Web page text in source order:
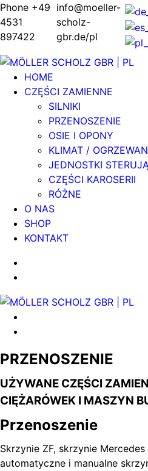
Phone +49
4531
897422
info@moeller-
scholz-
gbr.de/pl
HOME
CZĘŚCI ZAMIENNE
SILNIKI
PRZENOSZENIE
OSIE I OPONY
KLIMAT /
JEDNOSTKI
CZĘŚCI KAROSERII
RÓŻNE
O NAS
SHOP
KONTAKT
PRZENOSZENIE
UŻYWANE CZĘŚCI
CIĘŻARÓWEK I MASZYN
Przenoszenie
Skrzynie ZF, skrzynie
automatyczne i manualne